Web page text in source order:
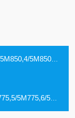
5M850,2/5M875,3/5M875
5M775,2/5M800